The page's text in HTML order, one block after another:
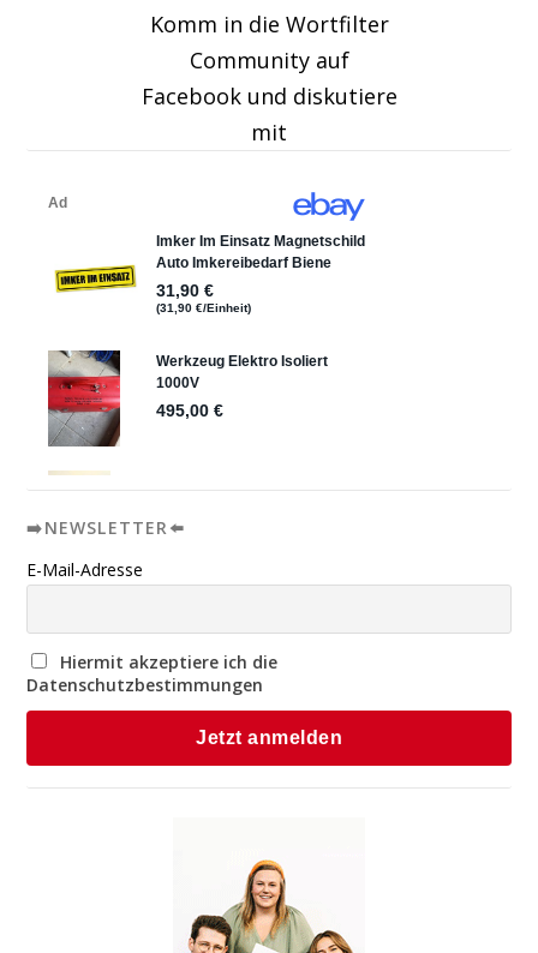
Komm in die Wortfilter
Community auf
Facebook und diskutiere
mit
➡️NEWSLETTER⬅️
E-Mail-Adresse
Hiermit akzeptiere ich die
Datenschutzbestimmungen